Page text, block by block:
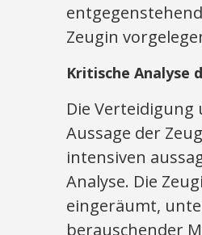
Zeugin
Kritische Analyse
Die Verteidigung
Aussage der
intensiven
Analyse. Die
eingeräumt,
berauschender